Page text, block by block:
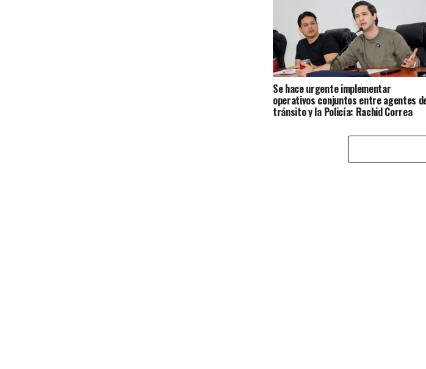
Se hace urgente implementar
operativos conjuntos entre agentes
tránsito y la Policía: Rachid Correa